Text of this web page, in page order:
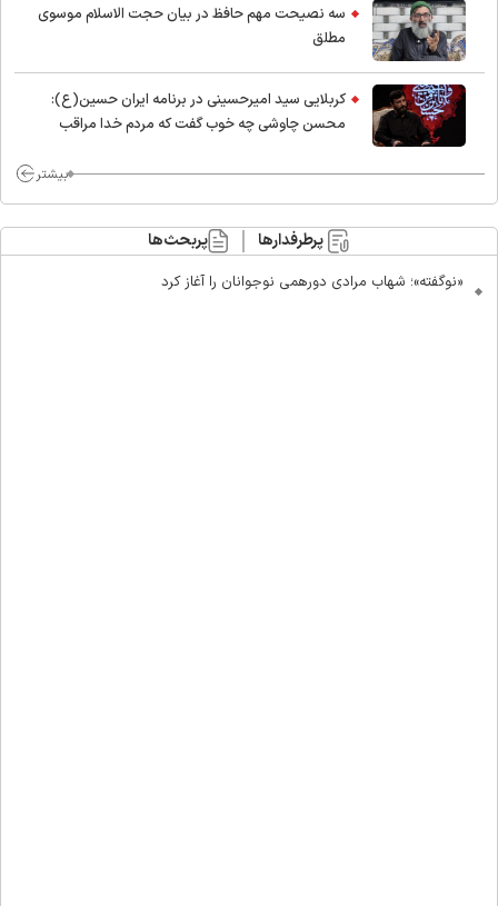
سه نصیحت مهم حافظ در بیان حجت الاسلام موسوی
مطلق
کربلایی سید امیر‌حسینی در برنامه ایران حسین(ع):
محسن چاوشی چه خوب گفت که مردم خدا مراقب
بیشتر
پرطرفدارها پربحث‌ها
«نوگفته»؛ شهاب مرادی دورهمی نوجوانان را آغاز کرد